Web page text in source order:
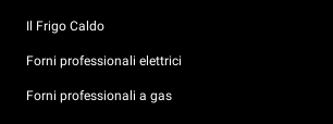
Il Frigo Caldo
Forni professionali elettrici
Forni professionali a gas